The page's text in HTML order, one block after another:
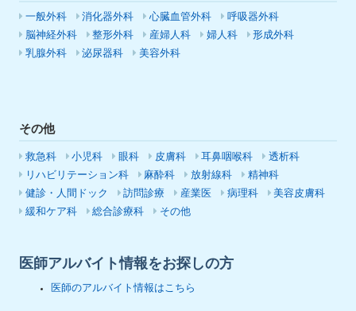
一般外科 消化器外科 心臓血管外科
呼吸器外科
脳神経外科
整形外科 産婦人科 婦人科
形成外科
乳腺外科
泌尿器科 美容外科
その他
救急科 小児科 眼科 皮膚科 耳鼻咽喉科
透析科
リハビリテーション科
麻酔科 放射線科
精神科
健診・人間ドック
訪問診療 産業医 病理科
美容皮膚科
緩和ケア科
総合診療科 その他
医師アルバイト情報をお探しの方
医師のアルバイト情報はこちら